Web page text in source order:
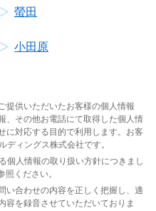
螢田
小田原
提供いただいたお客様の個人情報
、その他お電話にて取得した個人情
に対応する目的で利用します。お客
ディングス株式会社です。
個人情報の取り扱い方針につきまし
照ください。
い合わせの内容を正しく把握し、適
容を録音させていただいておりま